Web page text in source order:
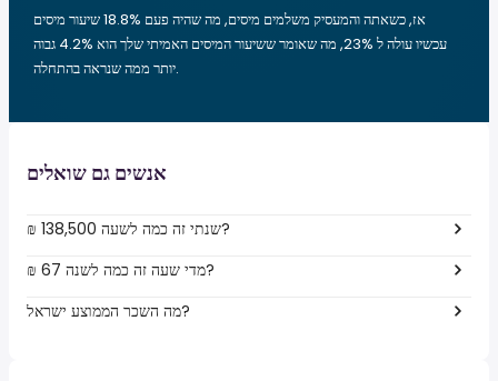
אז, כשאתה והמעסיק משלמים מיסים, מה שהיה פעם 18.8% שיעור מיסים
עכשיו עולה ל 23%, מה שאומר ששיעור המיסים האמיתי שלך הוא 4.2% גבוה
יותר ממה שנראה בהתחלה.
אנשים גם שואלים
₪ 138,500 שנתי זה כמה לשעה?
₪ 67 מדי שעה זה כמה לשנה?
מה השכר הממוצע ישראל?